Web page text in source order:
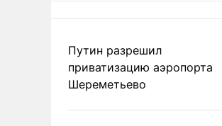
Путин разрешил
приватизацию аэропорта
Шереметьево